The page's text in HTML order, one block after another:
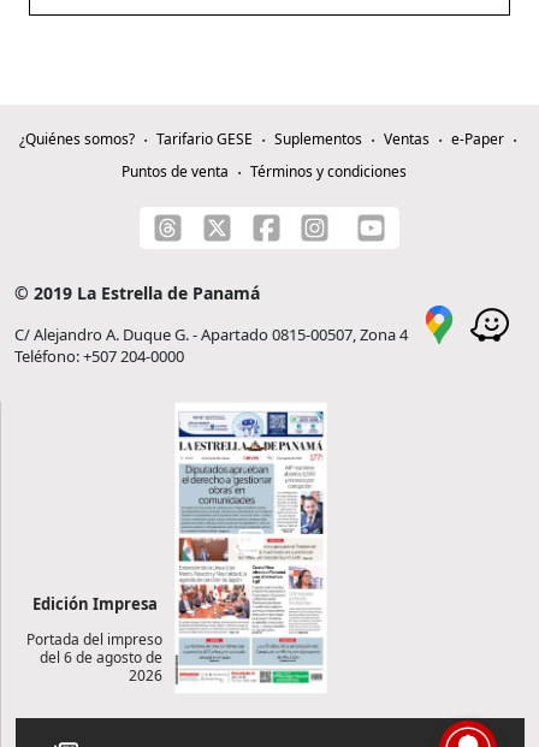
¿Quiénes somos? Tarifario GESE Suplementos Ventas
e-Paper
Puntos de venta
Términos y condiciones
© 2019 La Estrella de Panamá
C/ Alejandro A. Duque G. - Apartado 0815-00507, Zona 4
Teléfono: +507 204-0000
Edición Impresa
Portada del impreso
del 6 de agosto de
2026